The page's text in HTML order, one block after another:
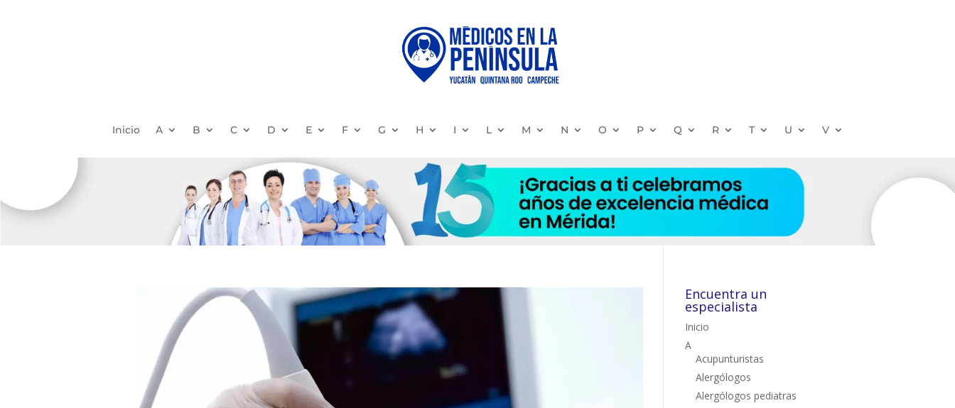
Inicio A B C D E F G H I L M N O P Q R T U V
Encuentra un
especialista
Inicio
A
Acupunturistas
Alergólogos
Alergólogos pediatras